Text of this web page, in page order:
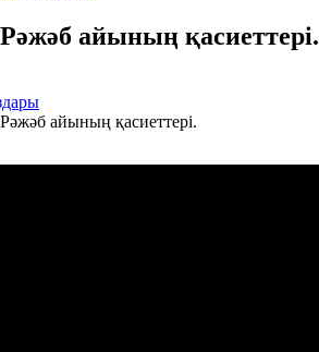
Рәжәб айының қасиеттері.
айының қасиеттері.